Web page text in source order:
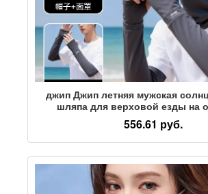
джип Джип летняя мужская
шляпа для верховой езды на
воздухе, дышащая ледяная
интегрированная
мужчин
556.61 руб.